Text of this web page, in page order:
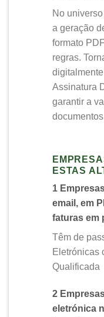
No
a geração
formato
regras.
Assinatura
garantir a
ESTAS
1
email, em
faturas em
Têm de
Eletrónicas
Qualificada
2
eletrónica